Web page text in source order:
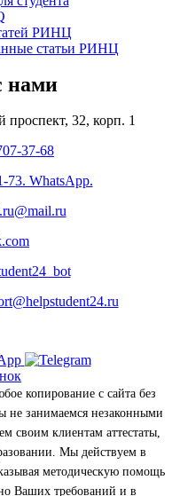
РИНЦ
статьи РИНЦ
нами
проспект, 32, корп. 1
37-68
73. WhatsApp.
копирование с сайта без
не занимаемся незаконными
своим клиентам аттестаты,
Мы действуем в
методическую помощь
Ваших требований и в